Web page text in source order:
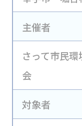
主催者
さって市民
会
対象者